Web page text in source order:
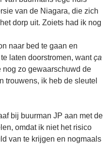
van de Niagara, die zich
dorp uit. Zoiets had ik nog
naar bed te gaan en
laten doorstromen, wantça
nog zo gewaarschuwd de
trouwens, ik heb de sleutel
bij buurman JP aan met de
omdat ik niet het risico
van te krijgen en nogmaals